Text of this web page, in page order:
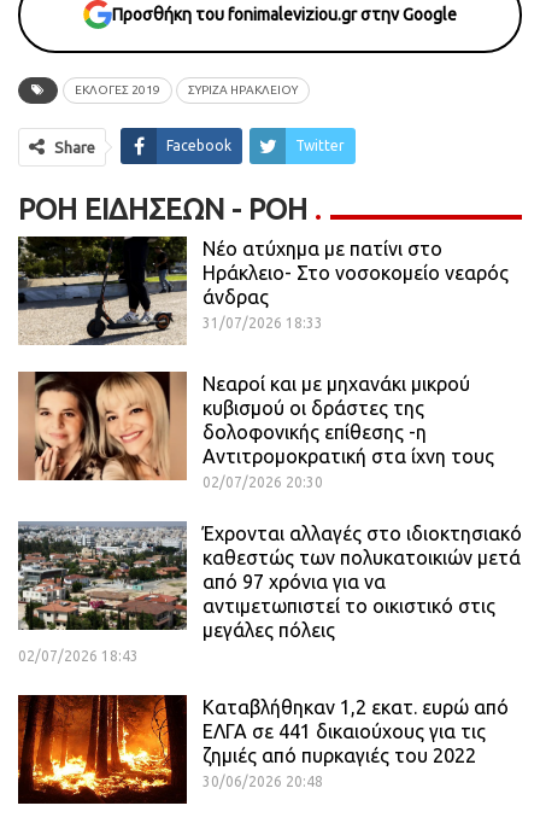
Προσθήκη του fonimaleviziou.gr στην Google
ΕΚΛΟΓΕΣ 2019 ΣΥΡΙΖΑ ΗΡΑΚΛΕΙΟΥ
Share Facebook Twitter
ΡΟΉ ΕΙΔΉΣΕΩΝ - ΡΟΗ
Νέο ατύχημα με πατίνι στο
Ηράκλειο- Στο νοσοκομείο νεαρός
άνδρας
31/07/2026 18:33
Νεαροί και με μηχανάκι μικρού
κυβισμού οι δράστες της
δολοφονικής επίθεσης -η
Αντιτρομοκρατική στα ίχνη τους
02/07/2026 20:30
Έχρονται αλλαγές στο ιδιοκτησιακό
καθεστώς των πολυκατοικιών μετά
από 97 χρόνια για να
αντιμετωπιστεί το οικιστικό στις
μεγάλες πόλεις
02/07/2026 18:43
Καταβλήθηκαν 1,2 εκατ. ευρώ από
ΕΛΓΑ σε 441 δικαιούχους για τις
ζημιές από πυρκαγιές του 2022
30/06/2026 20:48